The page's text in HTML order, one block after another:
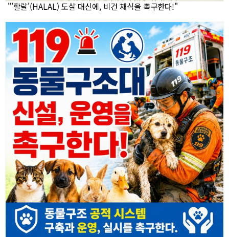
"'할랄'(HALAL) 도살 대신에, 비건 채식을 촉구한다!"